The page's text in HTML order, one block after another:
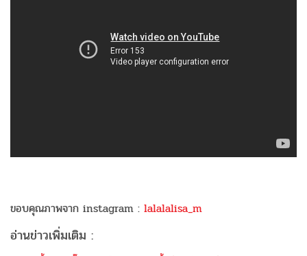
ขอบคุณภาพจาก instagram : lalalalisa_m
อ่านข่าวเพิ่มเติม :